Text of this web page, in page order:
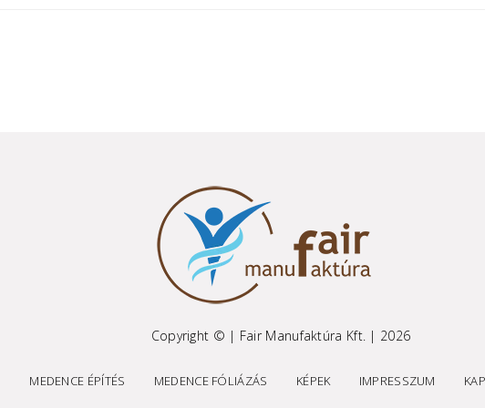
Copyright © | Fair Manufaktúra Kft. | 2026
MEDENCE ÉPÍTÉS MEDENCE FÓLIÁZÁS KÉPEK IMPRESSZUM